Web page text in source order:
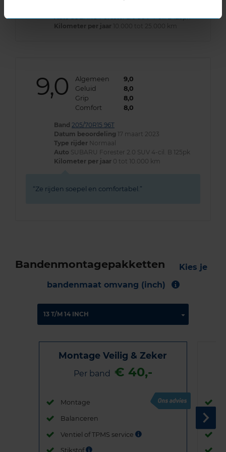
Auto SUBARU Forester 2.0 SUV 4-cil. B 125pk
Kilometer per jaar 10.000 tot 25.000 km
9,0 Algemeen
9,0
Geluid
8,0
Grip
8,0
Comfort
8,0
Band 205/70R15 96T
Datum beoordeling 17 maart 2023
Type rijder Normaal
Auto SUBARU Forester 2.0 SUV 4-cil. B 125pk
Kilometer per jaar 0 tot 10.000 km
Ze rijden soepel en comfortabel.
Bandenmontagepakketten
Kies je
bandenmaat omvang (inch)
Montage Veilig & Zeker
Per band € 40,-
Montage
Balanceren
Ventiel of TPMS service
Stikstof